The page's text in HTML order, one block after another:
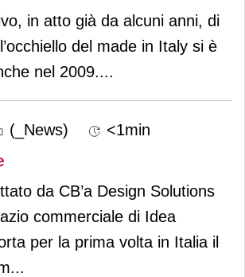
in atto già da alcuni anni, di
del made in Italy si è
nel 2009....
(_News) <1min
da CB’a Design Solutions
commerciale di Idea
per la prima volta in Italia il
...